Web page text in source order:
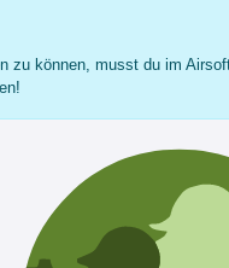
zu können, musst du im